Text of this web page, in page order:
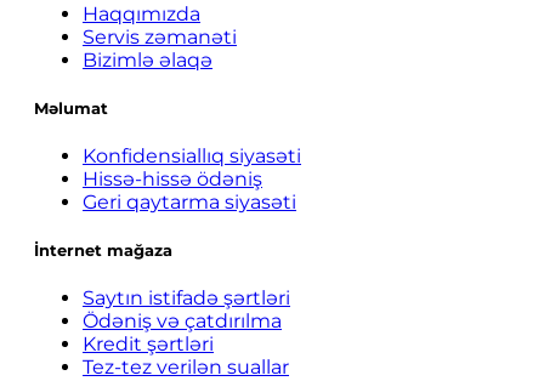
Haqqımızda
Servis zəmanəti
Bizimlə əlaqə
Məlumat
Konfidensiallıq siyasəti
Hissə-hissə ödəniş
Geri qaytarma siyasəti
İnternet mağaza
Saytın istifadə şərtləri
Ödəniş və çatdırılma
Kredit şərtləri
Tez-tez verilən suallar